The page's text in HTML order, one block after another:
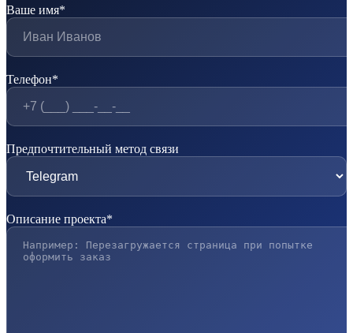
Ваше имя*
Телефон*
Предпочтительный метод связи
Описание проекта*